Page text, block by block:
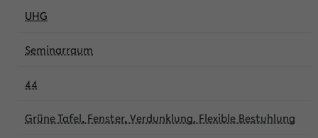
UHG
Seminarraum
44
Grüne Tafel, Fenster, Verdunklung, Flexible Bestuhlung